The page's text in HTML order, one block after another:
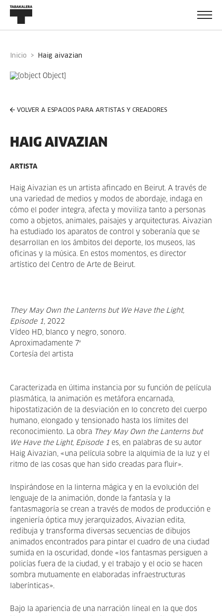
Inicio haig aivazian
VOLVER A ESPACIOS PARA ARTISTAS Y CREADORES
HAIG AIVAZIAN
ARTISTA
Haig Aivazian es un artista afincado en Beirut. A través de
una variedad de medios y modos de abordaje, indaga en
cómo el poder integra, afecta y moviliza tanto a personas
como a objetos, animales, paisajes y arquitecturas. Aivazian
ha estudiado los aparatos de control y soberanía que se
desarrollan en los ámbitos del deporte, los museos, las
oficinas y la música. En estos momentos, es director
artístico del Centro de Arte de Beirut.
They May Own the Lanterns but We Have the Light,
Episode 1, 2022
Vídeo HD, blanco y negro, sonoro.
Aproximadamente 7′
Cortesía del artista
Caracterizada en última instancia por su función de película
plasmática, la animación es metáfora encarnada,
hipostatización de la desviación en lo concreto del cuerpo
humano, elongado y tensionado hasta los límites del
reconocimiento. La obra They May Own the Lanterns but
We Have the Light, Episode 1 es, en palabras de su autor
Haig Aivazian, «una película sobre la alquimia de la luz y el
ritmo de las cosas que han sido creadas para fluir».
Inspirándose en la linterna mágica y en la evolución del
lenguaje de la animación, donde la fantasía y la
fantasmagoría se crean a través de modos de producción e
ingeniería óptica muy jerarquizados, Aivazian edita,
redibuja y transforma diversas secuencias de dibujos
animados encontrados para pintar el cuadro de una ciudad
sumida en la oscuridad, donde «los fantasmas persiguen a
policías fuera de la ciudad, y el trabajo y el ocio se hacen
sombra mutuamente en elaboradas infraestructuras
laberínticas».
Bajo la apariencia de una narración lineal en la que dos